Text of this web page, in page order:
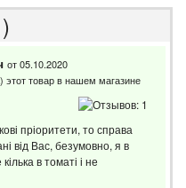
от 05.10.2020
пріоритети, то справа
від Вас, безумовно, я в
в томаті і не